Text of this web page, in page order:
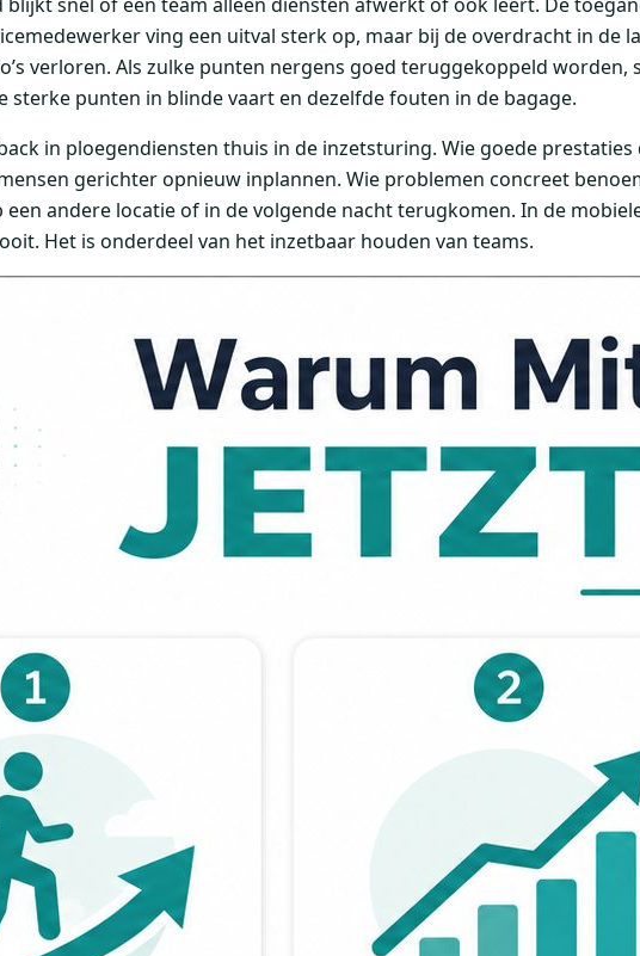
ving een uitval sterk op, maar bij de overdracht in de
verloren. Als zulke punten nergens goed teruggekoppeld worden,
sterke punten in blinde vaart en dezelfde fouten in de bagage.
in ploegendiensten thuis in de inzetsturing. Wie goede prestaties
gerichter opnieuw inplannen. Wie problemen concreet
andere locatie of in de volgende nacht terugkomen. In de
Het is onderdeel van het inzetbaar houden van teams.